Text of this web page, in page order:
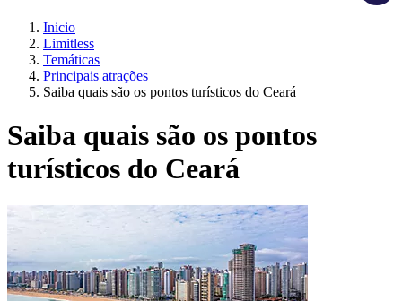
Inicio
Limitless
Temáticas
Principais atrações
Saiba quais são os pontos turísticos do Ceará
Saiba quais são os pontos
turísticos do Ceará